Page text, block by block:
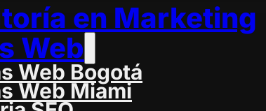
en Marketing
Web
Web Bogotá
Web Miami